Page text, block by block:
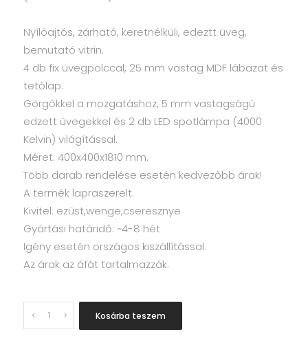
Nyílóajtós, zárható, keretnélküli, edeztt üveg,
bemutató vitrin.
4 db fix üvegpolccal, 25 mm vastag MDF lábazat és
tetőlap.
Görgőkkel a mozgatáshoz, 5 mm vastagságú
edzett üvegekkel és 2 db LED spotlámpa (4000
Kelvin) világítással.
Méret: 400x400x1810 mm.
Több darab rendelése esetén kedvezőbb árak!
A termék lapraszerelt.
Kivitel: ezüst,wenge,cseresznye
Gyártási határidő: ~4-8 hét
Igény esetén országos kiszállítással.
Az árak az áfát tartalmazzák.
Quantity Kosárba teszem